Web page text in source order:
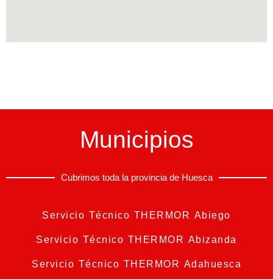
Municipios
Cubrimos toda la provincia de Huesca
Servicio Técnico THERMOR Abiego
Servicio Técnico THERMOR Abizanda
Servicio Técnico THERMOR Adahuesca